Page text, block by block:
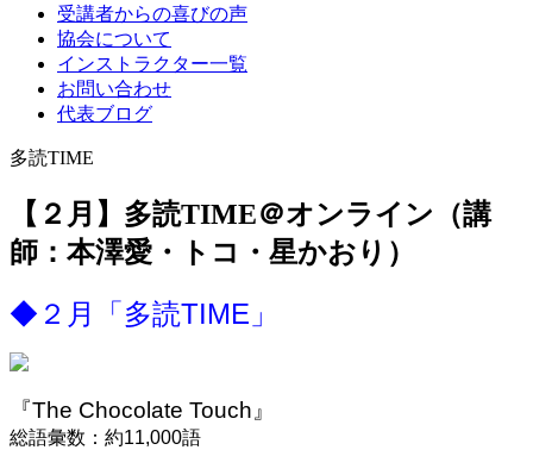
受講者からの喜びの声
協会について
インストラクター一覧
お問い合わせ
代表ブログ
多読TIME
【２月】多読TIME＠オンライン（講
師：本澤愛・トコ・星かおり）
◆２月「多読TIME」
『The Chocolate Touch』
総語彙数：約11,000語